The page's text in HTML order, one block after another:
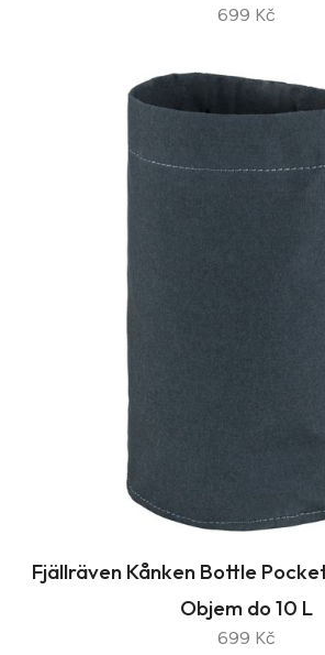
699 Kč
Fjällräven Kånken Bottle
Objem do 10 L
699 Kč